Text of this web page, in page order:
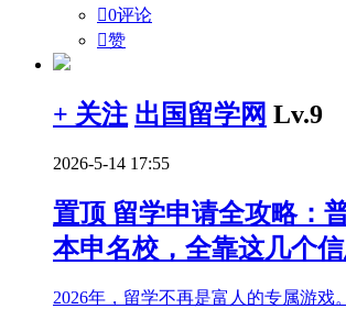
0评论
赞
+ 关注 出国留学网 Lv.9
2026-5-14 17:55
置顶 留学申请全攻略：
本申名校，全靠这几个
2026年，留学不再是富人的专属游戏